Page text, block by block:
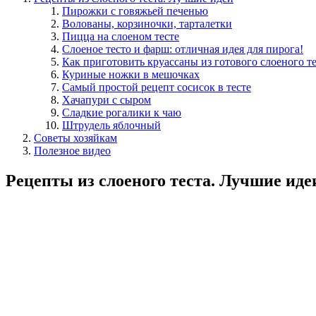
Пирожки с говяжьей печенью
Волованы, корзиночки, тарталетки
Пицца на слоеном тесте
Слоеное тесто и фарш: отличная идея для пирога!
Как приготовить круассаны из готового слоеного
Куриные ножки в мешочках
Самый простой рецепт сосисок в тесте
Хачапури с сыром
Сладкие рогалики к чаю
Штрудель яблочный
Советы хозяйкам
Полезное видео
Рецепты из слоеного теста. Лучшие